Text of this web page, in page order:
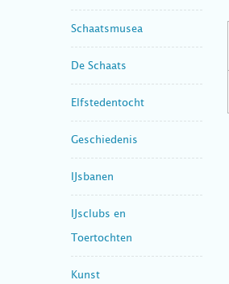
Schaatsmusea
De Schaats
Elfstedentocht
Geschiedenis
IJsbanen
IJsclubs en
Toertochten
Kunst